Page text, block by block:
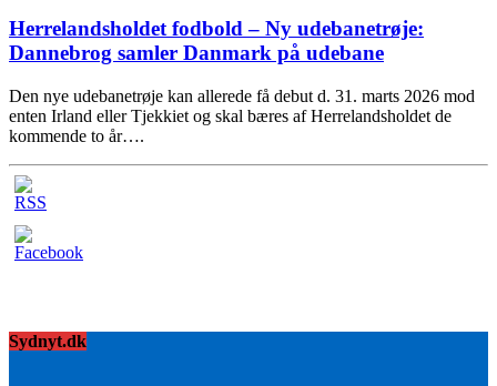
Herrelandsholdet fodbold – Ny udebanetrøje:
Dannebrog samler Danmark på udebane
Den nye udebanetrøje kan allerede få debut d. 31. marts 2026 mod
enten Irland eller Tjekkiet og skal bæres af Herrelandsholdet de
kommende to år….
Sydnyt.dk